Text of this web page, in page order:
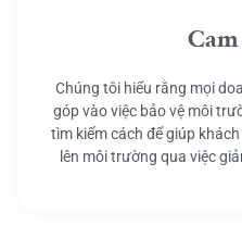
Chúng tôi hiểu rằng mọi
góp vào việc bảo vệ môi
tìm kiếm cách để giúp
lên môi trường qua việc